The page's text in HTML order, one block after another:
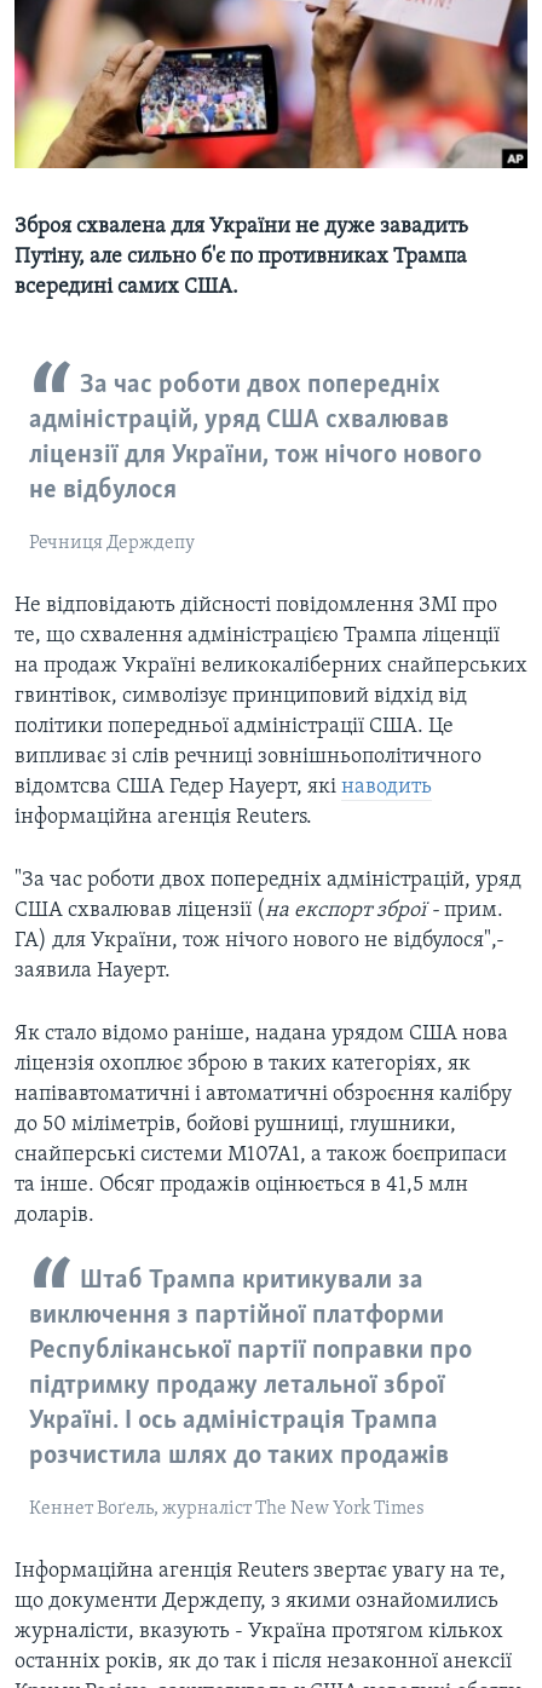
СУСПІЛЬСТВО
ЕКОНОМІКА
ІСТОРІЇ УСПІХУ УКРАЇНЦІВ
ТЕЛЕПРОГРАМИ
ЧАС-TIME
БРИФІНГ ГОЛОСУ АМЕРИКИ
ВІКНО В АМЕРИКУ
ПРАЙМ-ТАЙМ
ENGLISH
Learning English
МИ В СОЦМЕРЕЖАХ
Зброя схвалена для України не дуже завадить
Путіну, але сильно б'є по противниках Трампа
всередині самих США.
За час роботи двох попередніх
адміністрацій, уряд США схвалював
ліцензії для України, тож нічого нового
не відбулося
Речниця Держдепу
Не відповідають дійсності повідомлення ЗМІ про
те, що схвалення адміністрацією Трампа ліценції
на продаж Україні великокаліберних снайперських
гвинтівок, символізує принциповий відхід від
політики попередньої адміністрації США. Це
випливає зі слів речниці зовнішньополітичного
відомтсва США Гедер Науерт, які наводить
інформаційна агенція Reuters.
"За час роботи двох попередніх адміністрацій, уряд
США схвалював ліцензії (на експорт зброї - прим.
ГА) для України, тож нічого нового не відбулося",-
заявила Науерт.
Як стало відомо раніше, надана урядом США нова
ліцензія охоплює зброю в таких категоріях, як
напівавтоматичні і автоматичні обзроєння калібру
до 50 міліметрів, бойові рушниці, глушники,
снайперські системи M107A1, а також боєприпаси
та інше. Обсяг продажів оцінюється в 41,5 млн
доларів.
Штаб Трампа критикували за
виключення з партійної платформи
Республіканської партії поправки про
підтримку продажу летальної зброї
Україні. І ось адміністрація Трампа
розчистила шлях до таких продажів
Кеннет Воґель, журналіст The New York Times
Інформаційна агенція Reuters звертає увагу на те,
що документи Держдепу, з якими ознайомились
журналісти, вказують - Україна протягом кількох
останніх років, як до так і після незаконної анексії